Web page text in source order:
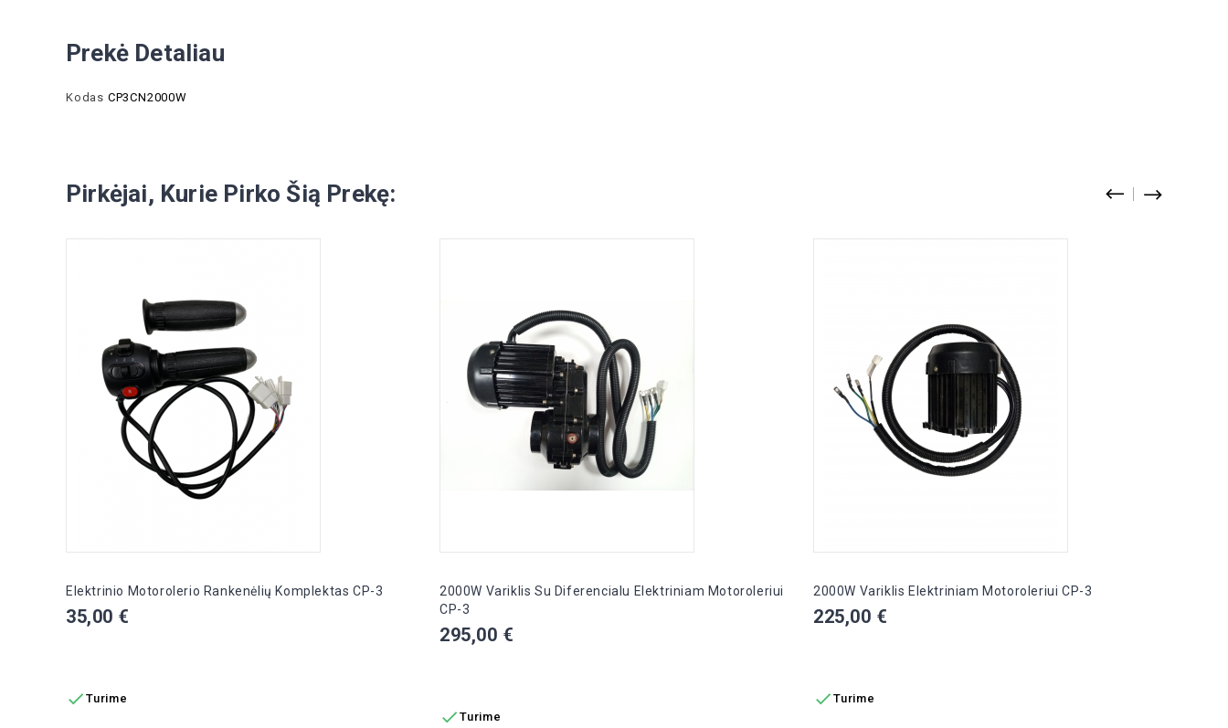
Prekė Detaliau
Kodas CP3CN2000W
Pirkėjai, Kurie Pirko Šią Prekę:
Elektrinio Motorolerio Rankenėlių Komplektas CP-3
Kaina
35,00 €
 Turime
2000W Variklis Su Diferencialu Elektriniam Motoroleriui
CP-3
Kaina
295,00 €
 Turime
2000W Variklis Elektriniam Motoroleriui CP-3
Kaina
225,00 €
 Turime